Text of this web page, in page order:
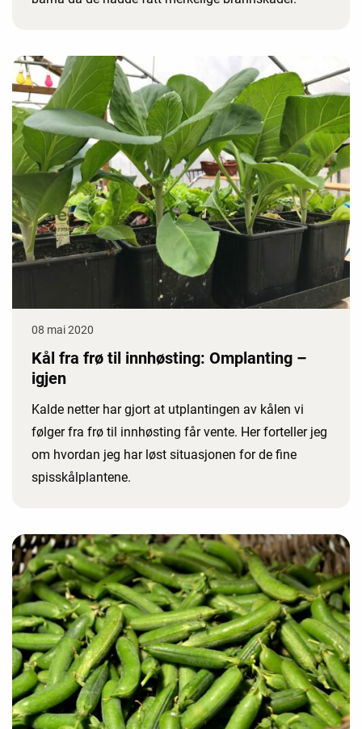
08 mai 2020
Kål fra frø til innhøsting: Omplanting –
igjen
Kalde netter har gjort at utplantingen av kålen vi
følger fra frø til innhøsting får vente. Her forteller jeg
om hvordan jeg har løst situasjonen for de fine
spisskålplantene.